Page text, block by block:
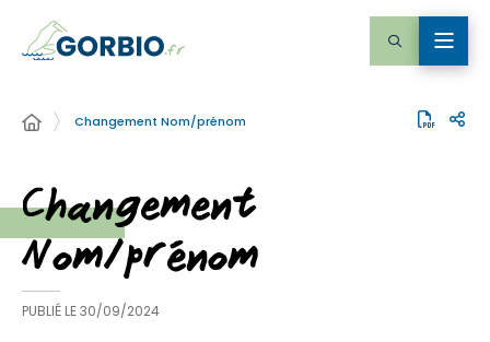
Changement Nom/prénom
Changement
Nom/prénom
PUBLIÉ LE30/09/2024